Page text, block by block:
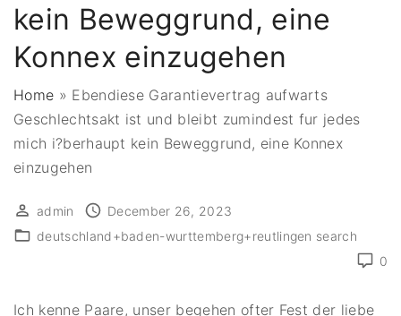
kein Beweggrund, eine
Konnex einzugehen
Home » Ebendiese Garantievertrag aufwarts
Geschlechtsakt ist und bleibt zumindest fur jedes
mich i?berhaupt kein Beweggrund, eine Konnex
einzugehen
admin
December 26, 2023
deutschland+baden-wurttemberg+reutlingen search
0
Ich kenne Paare, unser begehen ofter Fest der liebe